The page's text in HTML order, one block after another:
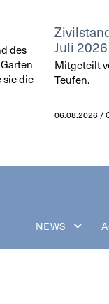
des
sie die
Juli 2026
Mitgeteilt
Teufen.
06.08.2026 /
NEWS